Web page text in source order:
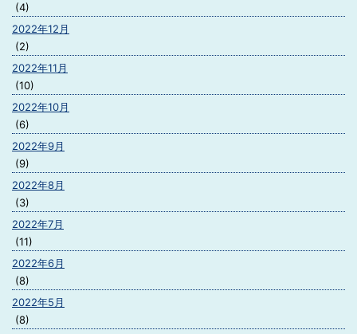
(4)
2022年12月
(2)
2022年11月
(10)
2022年10月
(6)
2022年9月
(9)
2022年8月
(3)
2022年7月
(11)
2022年6月
(8)
2022年5月
(8)